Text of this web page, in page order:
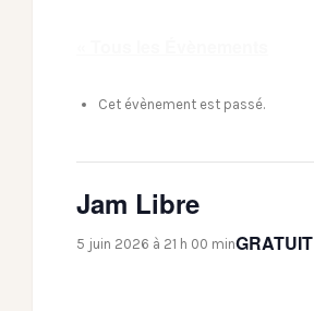
Cet évènement est passé.
Jam Libre
5 juin 2026 à 21 h 00 minGRATUIT